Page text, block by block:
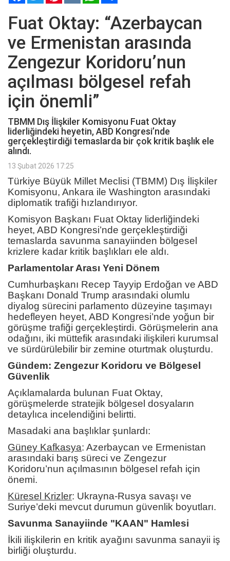
Fuat Oktay: “Azerbaycan
ve Ermenistan arasında
Zengezur Koridoru’nun
açılması bölgesel refah
için önemli”
TBMM Dış İlişkiler Komisyonu Fuat Oktay
liderliğindeki heyetin, ABD Kongresi’nde
gerçekleştirdiği temaslarda bir çok kritik başlık ele
alındı.
13 Şubat 2026 17:25
Türkiye Büyük Millet Meclisi (TBMM) Dış İlişkiler
Komisyonu, Ankara ile Washington arasındaki
diplomatik trafiği hızlandırıyor.
Komisyon Başkanı Fuat Oktay liderliğindeki
heyet, ABD Kongresi’nde gerçekleştirdiği
temaslarda savunma sanayiinden bölgesel
krizlere kadar kritik başlıkları ele aldı.
Parlamentolar Arası Yeni Dönem
Cumhurbaşkanı Recep Tayyip Erdoğan ve ABD
Başkanı Donald Trump arasındaki olumlu
diyalog sürecini parlamento düzeyine taşımayı
hedefleyen heyet, ABD Kongresi’nde yoğun bir
görüşme trafiği gerçekleştirdi. Görüşmelerin ana
odağını, iki müttefik arasındaki ilişkileri kurumsal
ve sürdürülebilir bir zemine oturtmak oluşturdu.
Gündem: Zengezur Koridoru ve Bölgesel
Güvenlik
Açıklamalarda bulunan Fuat Oktay,
görüşmelerde stratejik bölgesel dosyaların
detaylıca incelendiğini belirtti.
Masadaki ana başlıklar şunlardı:
Güney Kafkasya: Azerbaycan ve Ermenistan
arasındaki barış süreci ve Zengezur
Koridoru’nun açılmasının bölgesel refah için
önemi.
Küresel Krizler: Ukrayna-Rusya savaşı ve
Suriye’deki mevcut durumun güvenlik boyutları.
Savunma Sanayiinde "KAAN" Hamlesi
İkili ilişkilerin en kritik ayağını savunma sanayii iş
birliği oluşturdu.